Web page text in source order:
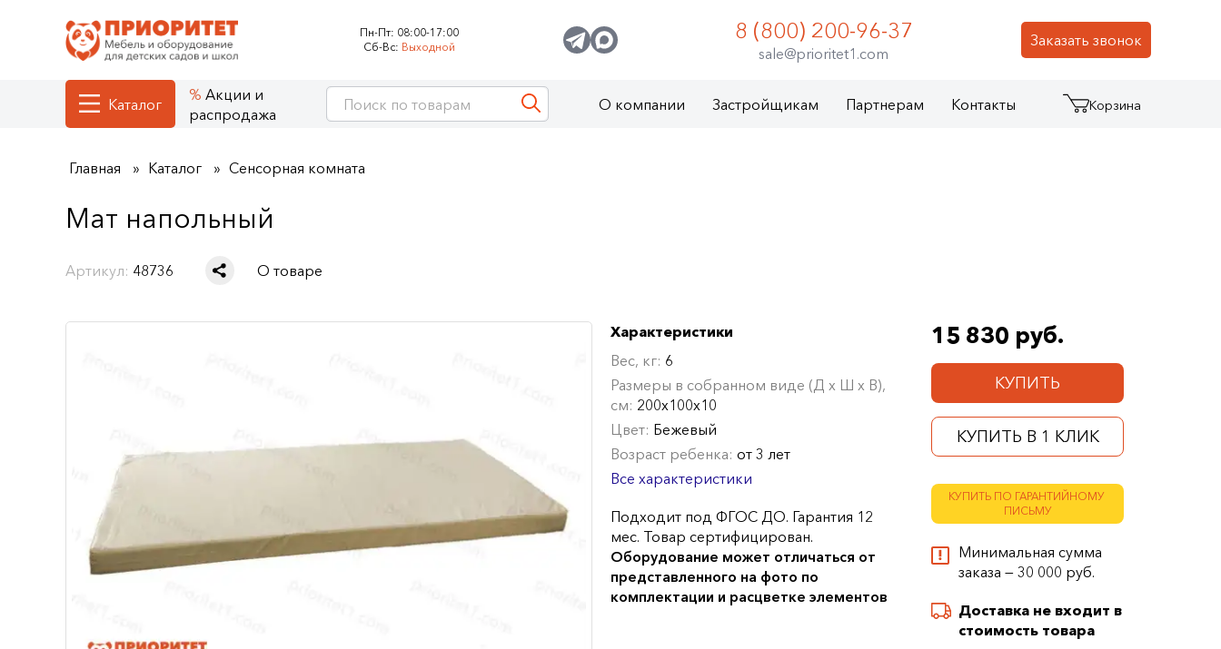
Пн-Пт: 08:00-17:00
Сб-Вс: Выходной Заказать звонок
8 (800) 200-96-37
sale@prioritet1.com
Каталог
Акции и
распродажа
О компании Застройщикам Партнерам Контакты Корзина
Главная Каталог Сенсорная комната
Мат напольный
Артикул: 48736 О товаре
15 830 руб.
КУПИТЬ
КУПИТЬ В 1 КЛИК
КУПИТЬ ПО ГАРАНТИЙНОМУ
ПИСЬМУ
Минимальная сумма
заказа — 30 000 руб.
Доставка не входит в
стоимость товара
Характеристики
Вес, кг: 6
Размеры в собранном виде (Д х Ш х В),
см: 200х100х10
Цвет: Бежевый
Возраст ребенка: от 3 лет
Все характеристики
Подходит под ФГОС ДО. Гарантия 12
мес. Товар сертифицирован.
Оборудование может отличаться от
представленного на фото по
комплектации и расцветке элементов